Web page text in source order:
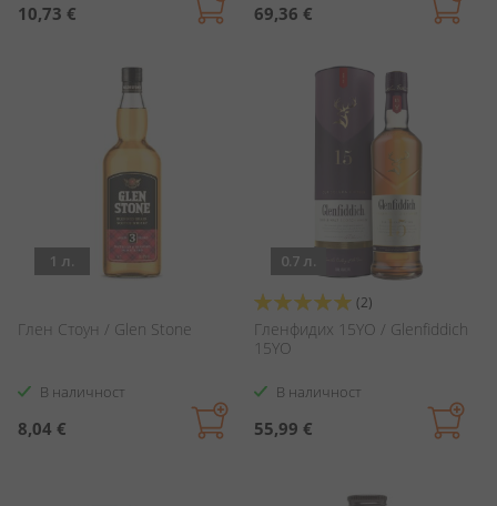
10,73 € 69,36 €
1 л.
Глен Стоун / Glen Stone
В наличност
8,04 €
0.7 л.
Оценка:
100%
(2)
Гленфидих 15YO / Glenfiddich
15YO
В наличност
55,99 €